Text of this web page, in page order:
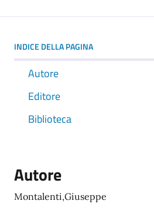
INDICE DELLA PAGINA
Autore
Editore
Biblioteca
Autore
Montalenti,Giuseppe